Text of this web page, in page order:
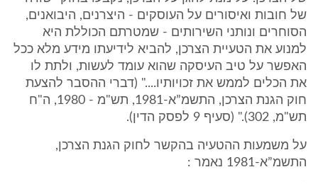
של חובות ואיסורים על העוסקים - היצרנים, היבואנים,
הסוחרים ונותני השירותים - שמטרתם הכוללת היא
למנוע את הטעיית הצרכן, להביא לידיעתו מידע מלא ככל
האפשר על טיב העיסקה שהוא עומד לעשות, ולתת לו
את הכלים לממש את זכויותיו...." (דברי ההסבר להצעת
חוק הגנת הצרכן, התשמ”א-1981, תש"מ - 1980, ה"ח
תש"מ, 302)." (סעיף 9 לפסק הדין).
על משמעות ההטעיה בהקשר לחוק הגנת הצרכן,
התשמ”א-1981 נאמר :